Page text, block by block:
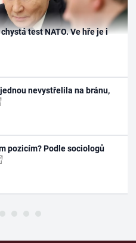
test NATO. Ve hře je i
nevystřelila na bránu,
pozicím? Podle sociologů